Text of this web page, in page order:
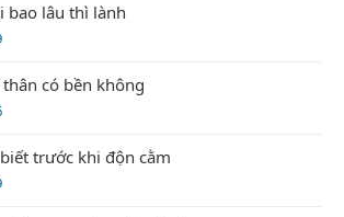
bao lâu thì lành
có bền không
trước khi độn cằm